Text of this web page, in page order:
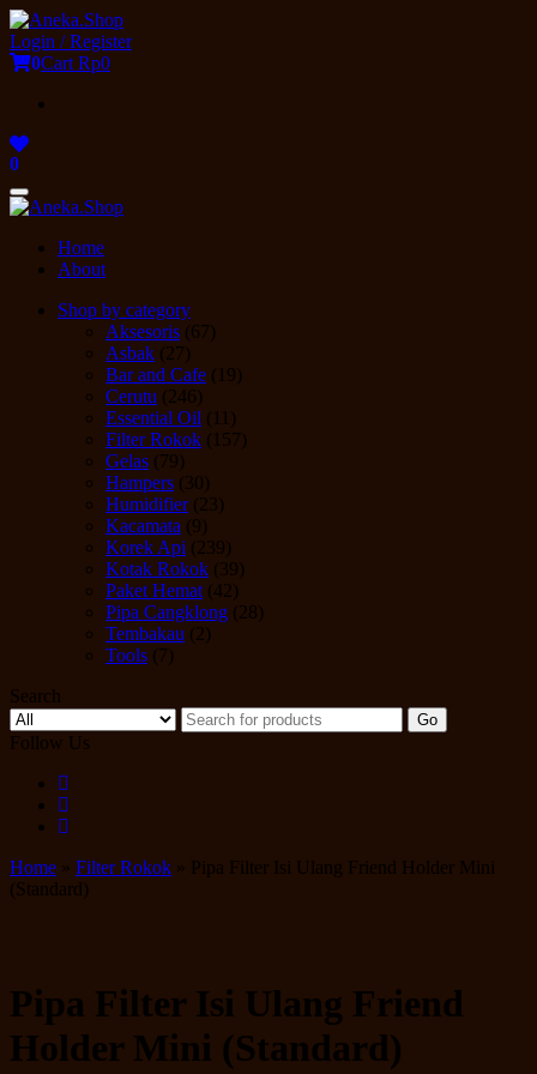
Skip
to
the
Login / Register
0Cart Rp0
0
Toggle
navigation
Home
About
Shop by category
Aksesoris (67)
Asbak (27)
Bar and Cafe (19)
Cerutu (246)
Essential Oil (11)
Filter Rokok (157)
Gelas (79)
Hampers (30)
Humidifier(23)
Kacamata (9)
Korek Api (239)
Kotak Rokok (39)
Paket Hemat (42)
Pipa Cangklong (28)
Tembakau (2)
Tools (7)
Search
Go
Follow Us
Home » Filter Rokok » Pipa Filter Isi Ulang Friend Holder Mini
(Standard)
Pipa Filter Isi Ulang Friend
Holder Mini (Standard)